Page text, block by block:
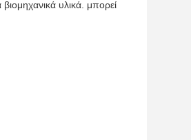
υλικά. μπορεί